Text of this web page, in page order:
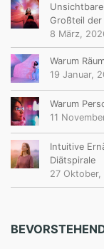
Großteil der
8 März,
Warum
19 Januar,
Warum
11
Intuitive
Diätspirale
27 Oktober,